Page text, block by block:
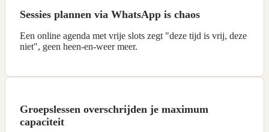
Sessies plannen via WhatsApp is chaos
Een online agenda met vrije slots zegt "deze tijd is vrij, deze
niet", geen heen-en-weer meer.
Groepslessen overschrijden je maximum
capaciteit